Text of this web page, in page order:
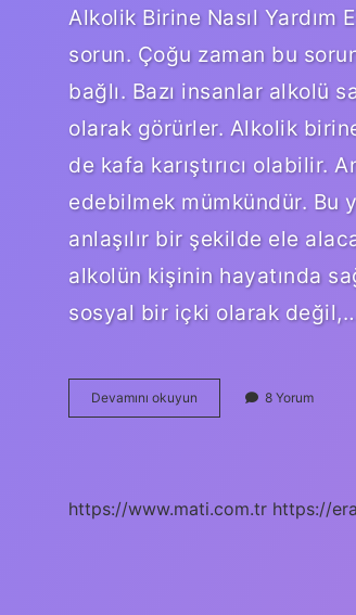
Alkolik Birine Nasıl Yardım
sorun. Çoğu zaman bu
bağlı. Bazı insanlar alkolü
olarak görürler. Alkolik
de kafa karıştırıcı olabilir.
edebilmek mümkündür. Bu
anlaşılır bir şekilde ele
alkolün kişinin hayatında
sosyal bir içki olarak
Devamını okuyun
birine
8 Yorum
https://www.mati.com.tr https://